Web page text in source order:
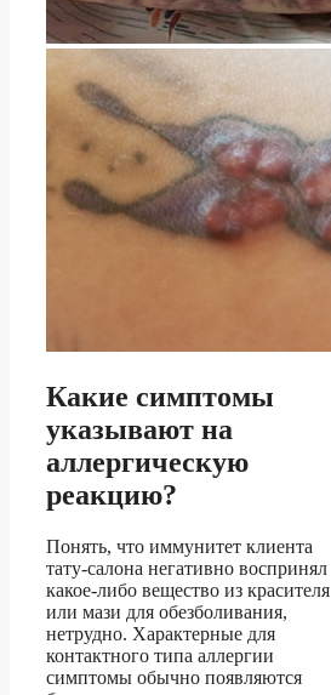
Какие симптомы
указывают на
аллергическую
реакцию?
Понять, что иммунитет клиента
тату-салона негативно воспринял
какое-либо вещество из красителя
или мази для обезболивания,
нетрудно. Характерные для
контактного типа аллергии
симптомы обычно появляются